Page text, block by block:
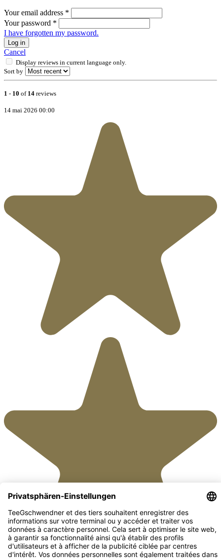
Your email address *
Your password *
I have forgotten my password.
Log in
Cancel
Display reviews in current language only.
Sort by
1 - 10 of 14 reviews
14 mai 2026 00:00